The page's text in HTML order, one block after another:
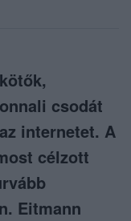
csodát
internetet. A
célzott
Eitmann